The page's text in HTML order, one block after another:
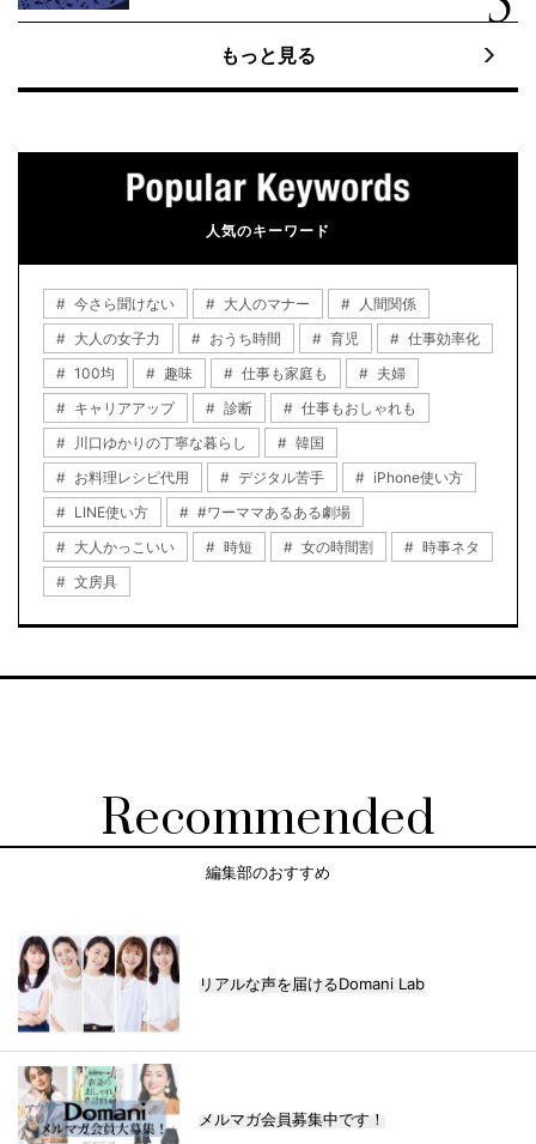
もっと見る
人気のキーワード
今さら聞けない 大人のマナー
人間関係
大人の女子力
おうち時間 育児
仕事効率化
100均
趣味 仕事も家庭も
夫婦
キャリアアップ
診断
仕事もおしゃれも
川口ゆかりの丁寧な暮らし
韓国
お料理レシピ代用
デジタル苦手
iPhone使い方
LINE使い方
#ワーママあるある劇場
大人かっこいい
時短 女の時間割
時事ネタ
文房具
Recommended
編集部のおすすめ
リアルな声を届けるDomani Lab
メルマガ会員募集中です！